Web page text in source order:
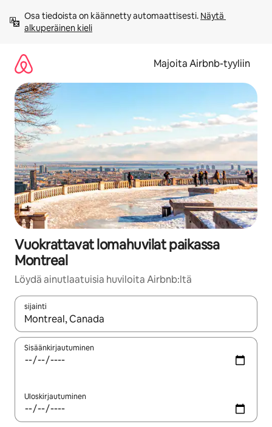
sisältö
väliin
Osa tiedoista on käännetty automaattisesti. Näytä
alkuperäinen kieli
Majoita Airbnb-tyyliin
Vuokrattavat lomahuvilat paikassa
Montreal
Löydä ainutlaatuisia huviloita Airbnb:ltä
sijainti
Kun tulokset ovat saatavilla, navigoi ylös- ja alas-
Sisäänkirjautuminen
Uloskirjautuminen